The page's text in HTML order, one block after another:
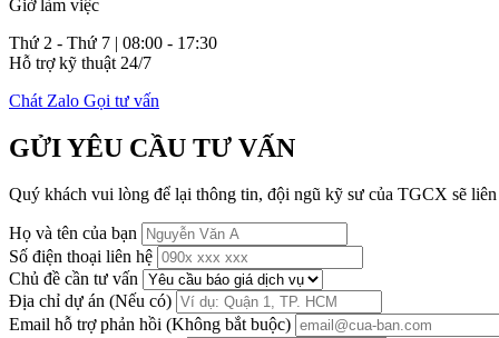
Giờ làm việc
Thứ 2 - Thứ 7 | 08:00 - 17:30
Hỗ trợ kỹ thuật 24/7
Chát Zalo Gọi tư vấn
GỬI YÊU CẦU TƯ VẤN
Quý khách vui lòng để lại thông tin, đội ngũ kỹ sư của TGCX sẽ
Họ và tên của bạn
Số điện thoại liên hệ
Chủ đề cần tư vấn
Địa chỉ dự án (Nếu có)
Email hỗ trợ phản hồi (Không bắt buộc)